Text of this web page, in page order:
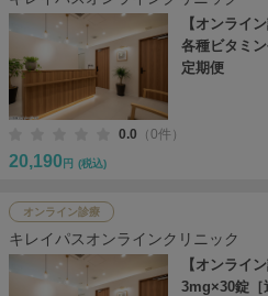
【オンライ
各種ビタミ
定期便
0.0 （0件）
20,190 円 (税込)
オンライン診療
キレイパスオンラインクリニック
【オンライ
3mg×30錠［